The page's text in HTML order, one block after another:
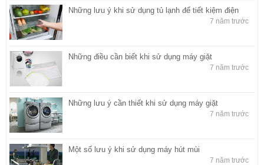
Những lưu ý khi sử dụng tủ lạnh để tiết kiệm điện
7 năm trước
Những điều cần biết khi sử dụng máy giặt
7 năm trước
Những lưu ý cần thiết khi sử dụng máy giặt
7 năm trước
Một số lưu ý khi sử dụng máy hút mùi
7 năm trước